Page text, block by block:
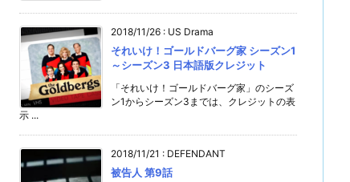
2018/11/26 : US Drama
それいけ！ゴールドバーグ家 シーズン1
～シーズン3 日本語版クレジット
「それいけ！ゴールドバーグ家」のシーズ
ン1からシーズン3までは、クレジットの表
示 ...
2018/11/21 : DEFENDANT
被告人 第9話